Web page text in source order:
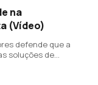
na
(Vídeo)
defende que a
soluções de